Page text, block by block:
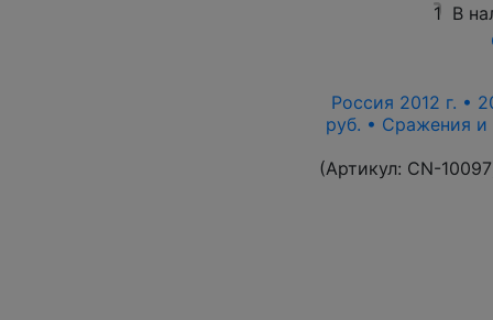
1 В
Россия 2012 г. •
руб. • Сражения
(Артикул: CN-10097